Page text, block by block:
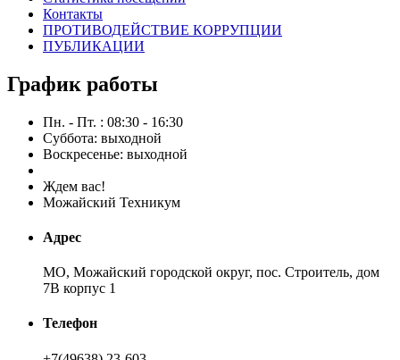
Контакты
ПРОТИВОДЕЙСТВИЕ КОРРУПЦИИ
ПУБЛИКАЦИИ
График работы
Пн. - Пт. : 08:30 - 16:30
Суббота: выходной
Воскресенье: выходной
Ждем вас!
Можайский Техникум
Адрес
МО, Можайский городской округ, пос. Строитель, дом
7В корпус 1
Телефон